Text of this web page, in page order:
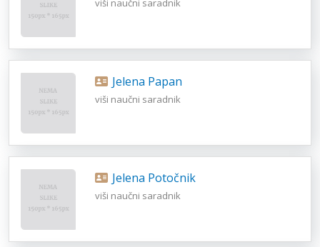
Jelena Papan
viši naučni saradnik
Jelena Potočnik
viši naučni saradnik